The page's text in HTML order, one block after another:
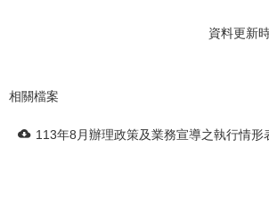
資料更新
相關檔案
113年8月辦理政策及業務宣導之執行情形